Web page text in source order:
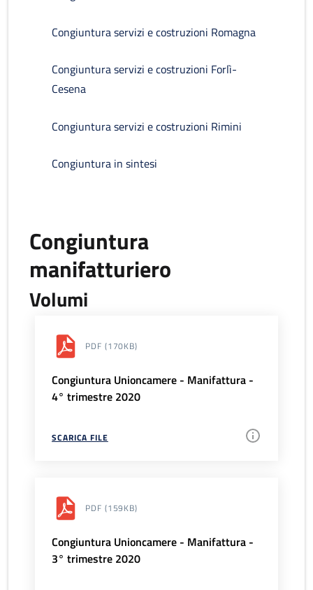
Congiuntura servizi e costruzioni Romagna
Congiuntura servizi e costruzioni Forlì-
Cesena
Congiuntura servizi e costruzioni Rimini
Congiuntura in sintesi
Congiuntura
manifatturiero
Volumi
PDF (170KB)
Congiuntura Unioncamere - Manifattura -
4° trimestre 2020
SCARICA FILE
PDF (159KB)
Congiuntura Unioncamere - Manifattura -
3° trimestre 2020